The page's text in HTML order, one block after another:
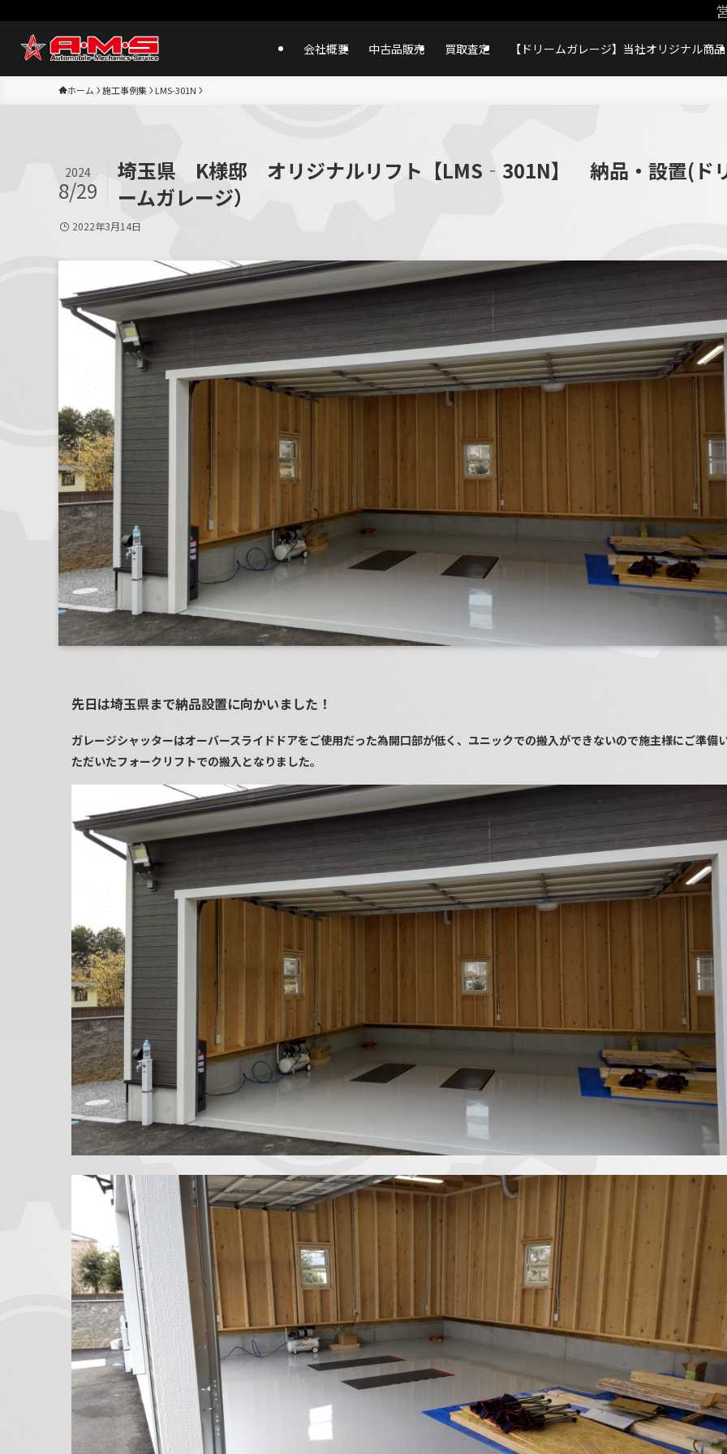
会社概要 中古品販売 買取査定 【ドリームガレージ】当社オリジナル商品
ホーム 施工事例集 LMS-301N
埼玉県 K様邸 オリジナルリフト【LMS‐301N】 納品・設置(ド
ームガレージ）
2024
8/29
2022年3月14日
先日は埼玉県まで納品設置に向かいました！
ガレージシャッターはオーバースライドドアをご使用だった為開口部が低く、ユニックでの搬入ができないので施主様にご準備
ただいたフォークリフトでの搬入となりました。